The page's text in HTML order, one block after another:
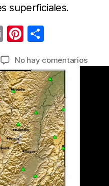
superficiales.
E
ail
Pi
er
e
st
m
p
ar
tir
No hay comentariosen